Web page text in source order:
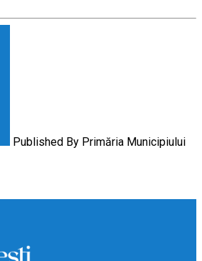
Published By Primăria Municipiului